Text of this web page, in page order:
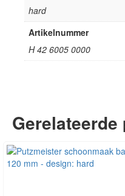
hard
Artikelnummer
H 42 6005 0000